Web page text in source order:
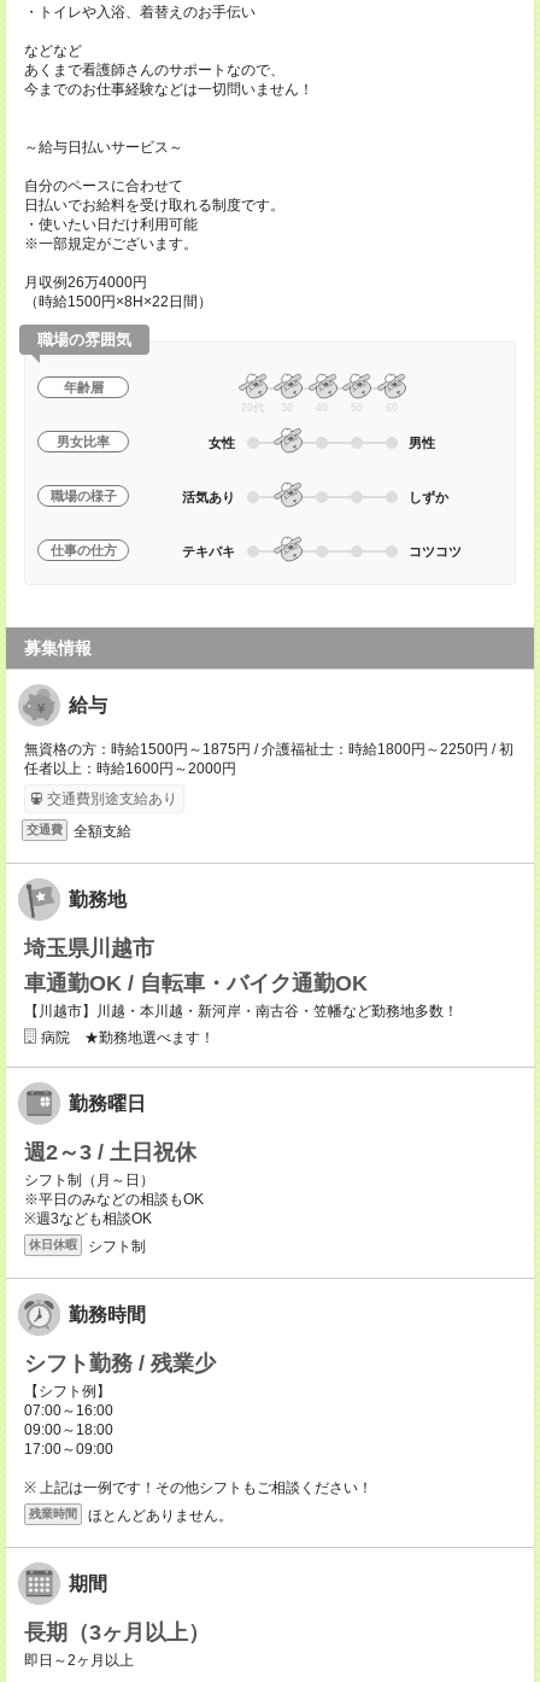
・トイレや入浴、着替えのお手伝い
などなど
あくまで看護師さんのサポートなので、
今までのお仕事経験などは一切問いません！
～給与日払いサービス～
自分のペースに合わせて
日払いでお給料を受け取れる制度です。
・使いたい日だけ利用可能
※一部規定がございます。
月収例26万4000円
（時給1500円×8H×22日間）
職場の雰囲気
年齢層
20代 30 40 50 60
男女比率 女性 男性
職場の様子 活気あり しずか
仕事の仕方 テキパキ コツコツ
募集情報
給与
無資格の方：時給1500円～1875円 / 介護福祉士：時給1800円～2250円 / 初
任者以上：時給1600円～2000円
交通費別途支給あり
交通費 全額支給
勤務地
埼玉県川越市
車通勤OK / 自転車・バイク通勤OK
【川越市】川越・本川越・新河岸・南古谷・笠幡など勤務地多数！
病院 ★勤務地選べます！
勤務曜日
週2～3 / 土日祝休
シフト制（月～日）
※平日のみなどの相談もOK
※週3なども相談OK
休日休暇 シフト制
勤務時間
シフト勤務 / 残業少
【シフト例】
07:00～16:00
09:00～18:00
17:00～09:00
※ 上記は一例です！その他シフトもご相談ください！
残業時間 ほとんどありません。
期間
長期（3ヶ月以上）
即日～2ヶ月以上